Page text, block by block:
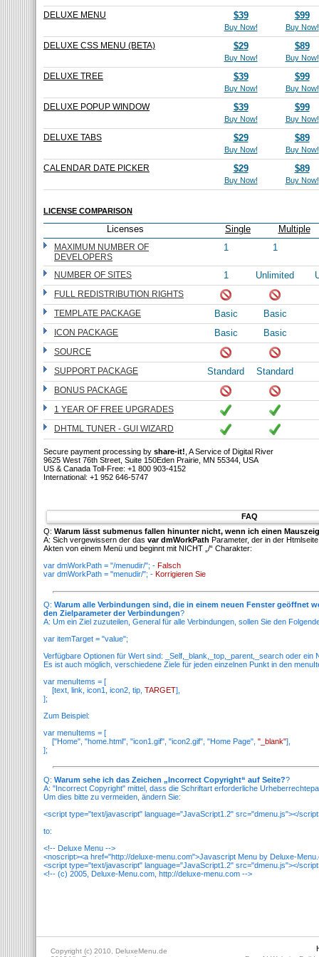
DELUXE MENU $39
Buy Now!
$99
Buy Now!
DELUXE CSS MENU (BETA) $29
Buy Now!
$89
Buy Now!
DELUXE TREE $39
Buy Now!
$99
Buy Now!
DELUXE POPUP WINDOW $39
Buy Now!
$99
Buy Now!
DELUXE TABS $29
Buy Now!
$89
Buy Now!
CALENDAR DATE PICKER $29
Buy Now!
$89
Buy Now!
LICENSE COMPARISON
Licenses Single Multiple
MAXIMUM NUMBER OF
DEVELOPERS
1 1
NUMBER OF SITES 1 Unlimited
FULL REDISTRIBUTION RIGHTS
TEMPLATE PACKAGE
Basic Basic
ICON PACKAGE Basic Basic
SOURCE
SUPPORT PACKAGE
Standard Standard
BONUS PACKAGE
1 YEAR OF FREE UPGRADES
DHTML TUNER - GUI WIZARD
Secure payment processing by share-it! , A Service of Digital River
9625 West 76th Street, Suite 150Eden Prairie, MN 55344, USA
US & Canada Toll-Free: +1 800 903-4152
International: +1 952 646-5747
FAQ
Q: Warum lässt submenus fallen hinunter nicht, wenn ich einen
A: Sich vergewissern der das var dmWorkPath Parameter, der in der
Akten von einem Menü und beginnt mit NICHT „/“ Charakter:
var dmWorkPath = "/menudir/"; - Falsch
var dmWorkPath = "menudir/"; - Korrigieren Sie
Q: Warum alle Verbindungen sind, die in einem neuen Fenster geöffnet
den Zielparameter der Verbindungen?
A: Um ein Ziel zuzuteilen, General für alle Verbindungen, sollen Sie den
var itemTarget = "value";
Verfügbare Optionen für Wert sind: _Self,_blank,_top,_parent,_search oder ein
Es ist auch möglich, verschiedene Ziele für jeden einzelnen Punkt in den
var menuItems = [
[text, link, icon1, icon2, tip, TARGET],
];
Zum Beispiel:
var menuItems = [
["Home", "home.html", "icon1.gif", "icon2.gif", "Home Page", "_blank"],
];
Q: Warum sehe ich das Zeichen „Incorrect Copyright“ auf Seite??
A: "Incorrect Copyright" mittel, dass die Schriftart erforderliche
Um dies bitte zu vermeiden, ändern Sie:
<script type="text/javascript" language="JavaScript1.2" src="dmenu.js"></
to:
<!-- Deluxe Menu -->
<noscript><a href="http://deluxe-menu.com">Javascript Menu by Deluxe-
<script type="text/javascript" language="JavaScript1.2" src="dmenu.js"></
<!-- (c) 2005, Deluxe-Menu.com, http://deluxe-menu.com -->
Copyright (c) 2010, DeluxeMenu.de